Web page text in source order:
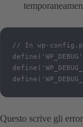
// In wp-
Questo scrive gli